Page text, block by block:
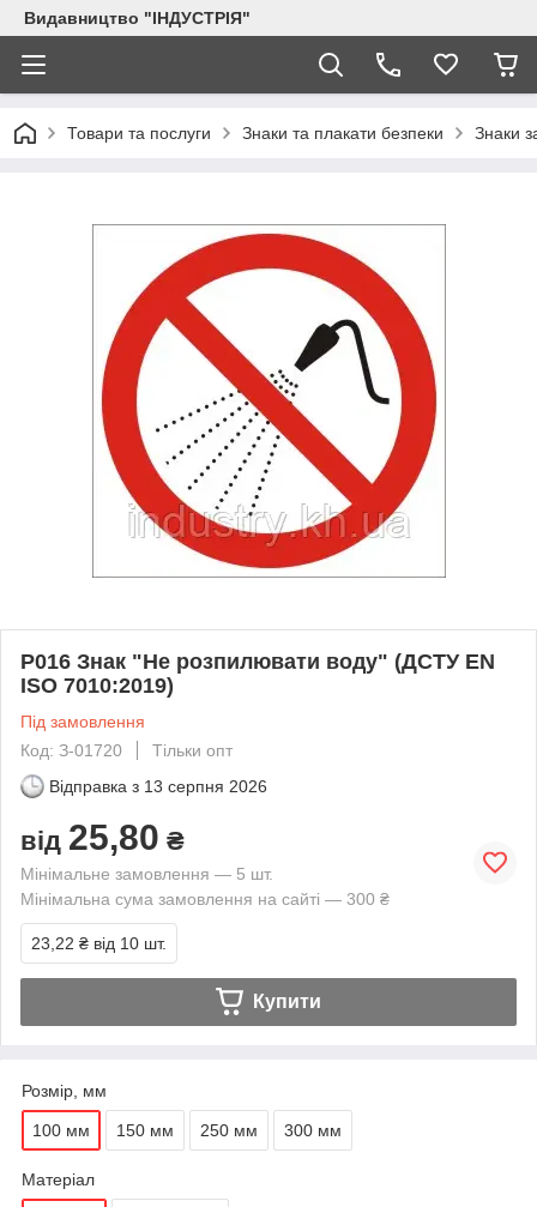
Видавництво "ІНДУСТРІЯ"
Товари та послуги Знаки та плакати безпеки Знаки
P016 Знак "Не розпилювати воду" (ДСТУ EN
ISO 7010:2019)
Під замовлення
Код: З-01720
Тільки опт
Відправка з 13 серпня 2026
від 25,80 ₴
Мінімальне замовлення — 5 шт.
Мінімальна сума замовлення на сайті — 300 ₴
23,22 ₴ від 10 шт.
Купити
Розмір, мм
100 мм 150 мм 250 мм 300 мм
Матеріал